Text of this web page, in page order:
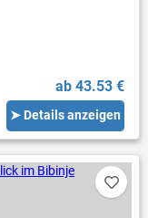
ab 43.53 €
➤ Details anzeigen